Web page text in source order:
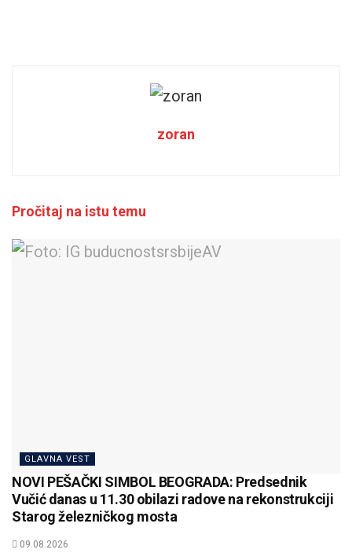
zoran
Pročitaj na istu temu
GLAVNA VEST
NOVI PEŠAČKI SIMBOL BEOGRADA: Predsednik
Vučić danas u 11.30 obilazi radove na rekonstrukciji
Starog železničkog mosta
09.08.2026